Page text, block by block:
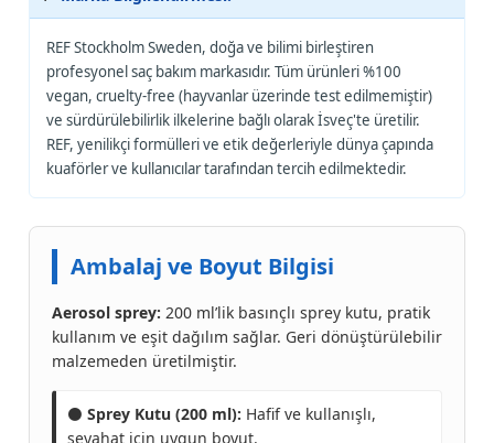
REF Stockholm Sweden, doğa ve bilimi birleştiren
profesyonel saç bakım markasıdır. Tüm ürünleri %100
vegan, cruelty-free (hayvanlar üzerinde test edilmemiştir)
ve sürdürülebilirlik ilkelerine bağlı olarak İsveç'te üretilir.
REF, yenilikçi formülleri ve etik değerleriyle dünya çapında
kuaförler ve kullanıcılar tarafından tercih edilmektedir.
Ambalaj ve Boyut Bilgisi
Aerosol sprey: 200 ml’lik basınçlı sprey kutu, pratik
kullanım ve eşit dağılım sağlar. Geri dönüştürülebilir
malzemeden üretilmiştir.
⚫ Sprey Kutu (200 ml): Hafif ve kullanışlı,
seyahat için uygun boyut.